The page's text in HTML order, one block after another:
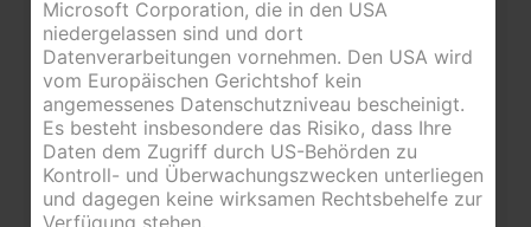
Halbpension
27.03.2027 - Saisonende
pro
Person
Microsoft Corporation, die in den USA
niedergelassen sind und dort
Datenverarbeitungen vornehmen. Den USA wird
vom Europäischen Gerichtshof kein
angemessenes Datenschutzniveau bescheinigt.
Es besteht insbesondere das Risiko, dass Ihre
Daten dem Zugriff durch US-Behörden zu
Kontroll- und Überwachungszwecken unterliegen
und dagegen keine wirksamen Rechtsbehelfe zur
Verfügung stehen.